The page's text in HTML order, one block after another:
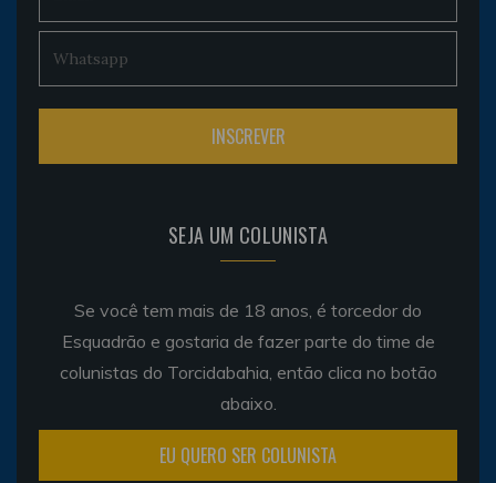
SEJA UM COLUNISTA
Se você tem mais de 18 anos, é torcedor do
Esquadrão e gostaria de fazer parte do time de
colunistas do Torcidabahia, então clica no botão
abaixo.
EU QUERO SER COLUNISTA